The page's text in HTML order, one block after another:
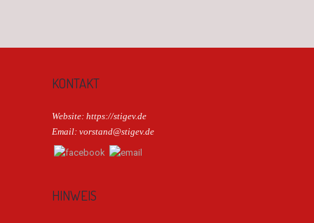
KONTAKT
Website: https://stigev.de
Email: vorstand@stigev.de
HINWEIS